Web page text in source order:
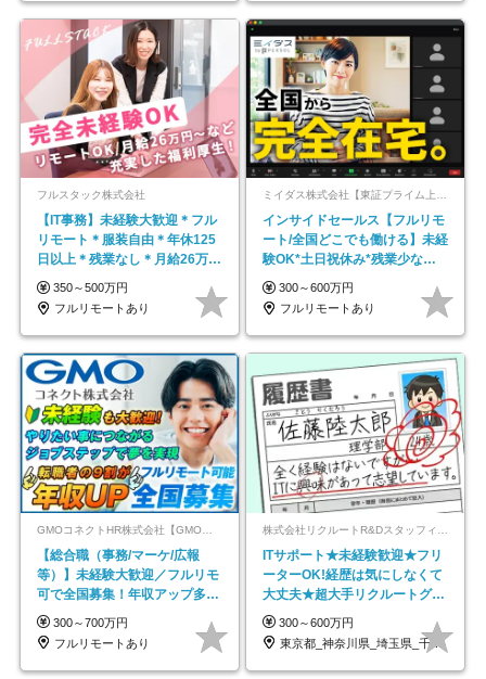
フルスタック株式会社
【IT事務】未経験大歓迎＊フル
リモート＊服装自由＊年休125
日以上＊残業なし＊月給26万円
以上
350～500万円
フルリモートあり
ミイダス株式会社【東証プライム上場パーソルグループ】
インサイドセールス【フルリモ
ート/全国どこでも働ける】未経
験OK*土日祝休み*残業少なめ*
在宅勤務手当あり
300～600万円
フルリモートあり
GMOコネクトHR株式会社【GMOインターネットグループ】
【総合職（事務/マーケ/広報
等）】未経験大歓迎／フルリモ
可で全国募集！年収アップ多数
★年休最大130日★
300～700万円
フルリモートあり
ITサポート★未経験歓迎★フリ
ーターOK!経歴は気にしなくて
大丈夫★超大手リクルートグル
ープの正社員/sg
300～600万円
東京都_神奈川県_埼玉県_千葉県_大阪府…